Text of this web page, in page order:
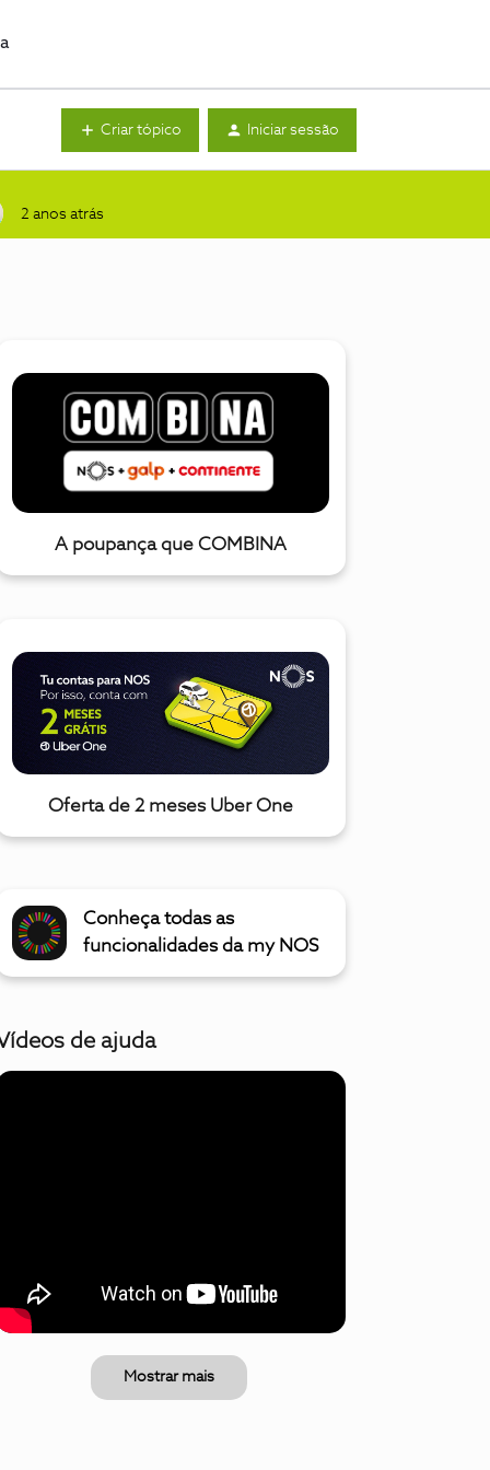
Criar tópico Iniciar sessão
2 anos atrás
A poupança que COMBINA
Oferta de 2 meses Uber One
Conheça todas as
funcionalidades da my NOS
de ajuda
Mostrar mais